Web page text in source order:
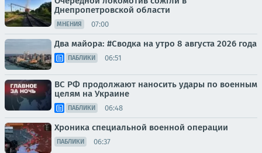
Днепропетровской области
МНЕНИЯ 07:00
Два майора: #Сводка на утро 8 августа 2026 года
ПАБЛИКИ 06:51
ВС РФ продолжают наносить удары по военным
целям на Украине
ПАБЛИКИ 06:48
Хроника специальной военной операции
ПАБЛИКИ 06:37